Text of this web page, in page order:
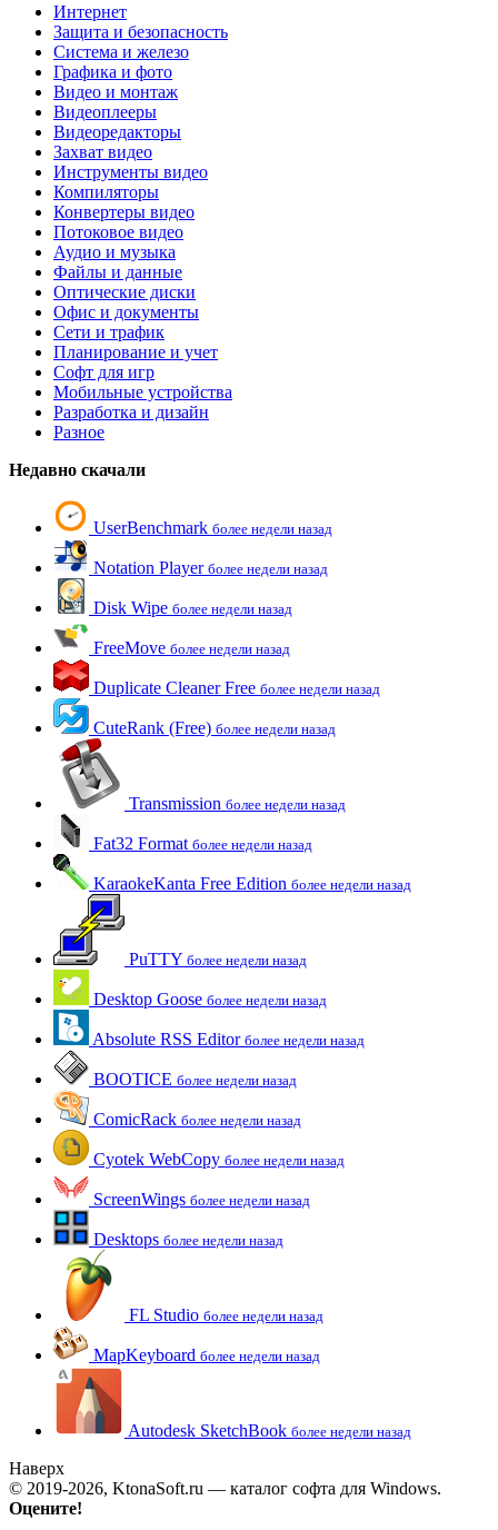
Интернет
Защита и безопасность
Система и железо
Графика и фото
Видео и монтаж
Видеоплееры
Видеоредакторы
Захват видео
Инструменты видео
Компиляторы
Конвертеры видео
Потоковое видео
Аудио и музыка
Файлы и данные
Оптические диски
Офис и документы
Сети и трафик
Планирование и учет
Софт для игр
Мобильные устройства
Разработка и дизайн
Разное
Недавно скачали
UserBenchmark более недели назад
Notation Player более недели назад
Disk Wipe более недели назад
FreeMove более недели назад
Duplicate Cleaner Free более недели назад
CuteRank (Free) более недели назад
Transmission более недели назад
Fat32 Format более недели назад
KaraokeKanta Free Edition более недели назад
PuTTY более недели назад
Desktop Goose более недели назад
Absolute RSS Editor более недели назад
BOOTICE более недели назад
ComicRack более недели назад
Cyotek WebCopy более недели назад
ScreenWings более недели назад
Desktops более недели назад
FL Studio более недели назад
MapKeyboard более недели назад
Autodesk SketchBook более недели назад
Наверх
© 2019-2026, KtonaSoft.ru — каталог софта для Windows.
Оцените!